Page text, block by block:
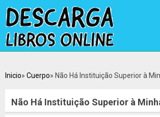
Inicio Cuerpo Não Há Instituição Superior à
Não Há Instituição Superior à